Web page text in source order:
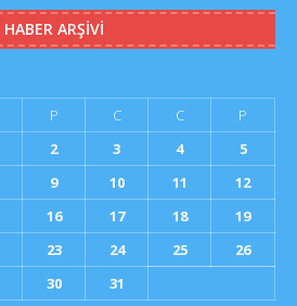
HABER ARŞIVI
P C C
P
2 3 4
5
9 10 11
12
16 17 18
19
23 24 25
26
30
31